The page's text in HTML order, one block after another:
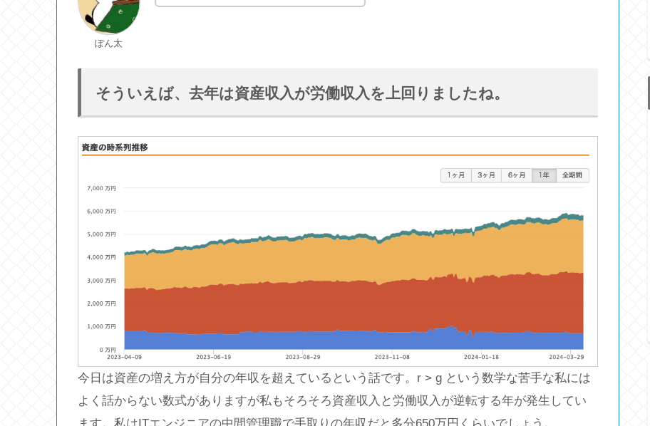
ぽん太
そういえば、去年は資産収入が労働収入を上回りましたね。
今日は資産の増え方が自分の年収を超えているという話です。r > g という数学な苦手な私には
よく話からない数式がありますが私もそろそろ資産収入と労働収入が逆転する年が発生してい